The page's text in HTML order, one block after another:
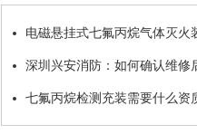
电磁悬挂式七氟丙烷气体灭火
程详解
深圳兴安消防：如何确认维修
七氟丙烷检测充装需要什么资